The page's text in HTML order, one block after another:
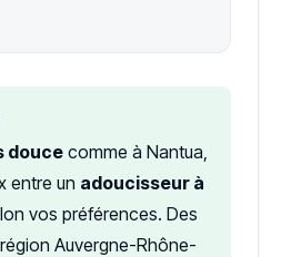
douce comme à Nantua,
entre un adoucisseur à
vos préférences. Des
Auvergne-Rhône-